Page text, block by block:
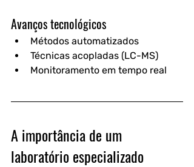
Avanços tecnológicos
Métodos automatizados
Técnicas acopladas (LC-MS)
Monitoramento em tempo real
A importância de um
laboratório especializado